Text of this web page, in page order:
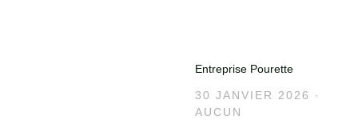
Entreprise Pourette
30 JANVIER 2026
AUCUN